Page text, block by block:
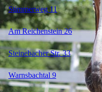
Stimmerweg 11
Am Reichenstein 26
Steinebacher Str. 33
Warnsbachtal 9